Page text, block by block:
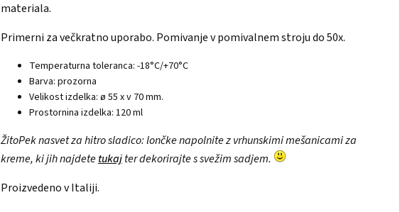
materiala.
Primerni za večkratno uporabo. Pomivanje v pomivalnem stroju do 50x.
Temperaturna toleranca: -18°C/+70°C
Barva: prozorna
Velikost izdelka: ø 55 x v 70 mm.
Prostornina izdelka: 120 ml
ŽitoPek nasvet za hitro sladico: lončke napolnite z vrhunskimi mešanicami za
kreme, ki jih najdetetukajter dekorirajte s svežim sadjem.
Proizvedeno v Italiji.